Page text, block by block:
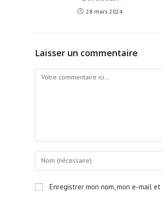
28 mars 2024
Laisser un commentaire
Comment
Enter
your
or
Enregistrer mon nom, mon e-mail